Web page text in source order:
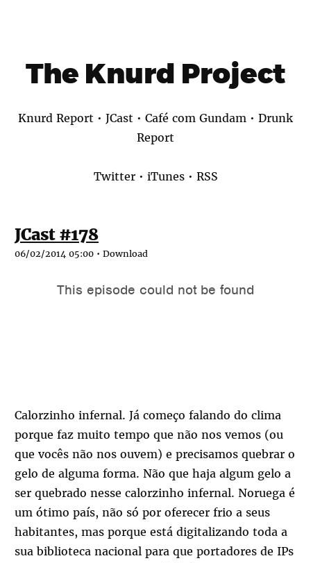
The Knurd Project
Knurd Report • JCast • Café com Gundam • Drunk
Report
Twitter • iTunes • RSS
JCast #178
06/02/2014 05:00 • Download
Calorzinho infernal. Já começo falando do clima
porque faz muito tempo que não nos vemos (ou
que vocês não nos ouvem) e precisamos quebrar o
gelo de alguma forma. Não que haja algum gelo a
ser quebrado nesse calorzinho infernal. Noruega é
um ótimo país, não só por oferecer frio a seus
habitantes, mas porque está digitalizando toda a
sua biblioteca nacional para que portadores de IPs